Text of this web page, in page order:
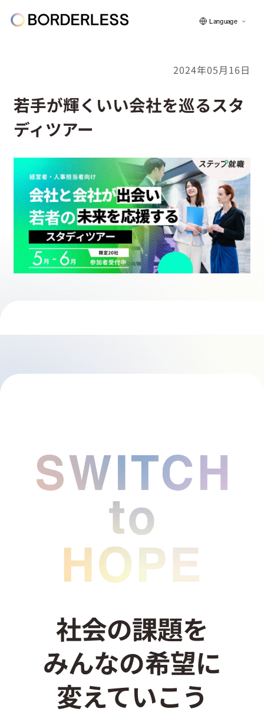
ボーダレスについて
グループの仕組み
ソーシャルビジネス
フェロー紹介
採用情報
イベント
お問い合わせ
Language
2024年05月16日
若手が輝くいい会社を巡るスタ
ディツアー
社会の課題を
みんなの希望に
変えていこう